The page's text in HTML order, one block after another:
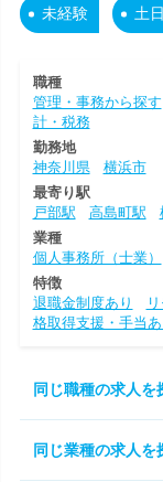
未経験 土
職種
管理・事務から探す
計・税務
勤務地
神奈川県
横浜市
最寄り駅
戸部駅
高島町駅
業種
個人事務所（士業）
特徴
退職金制度あり
格取得支援・手当あ
同じ職種の求人を
同じ業種の求人を